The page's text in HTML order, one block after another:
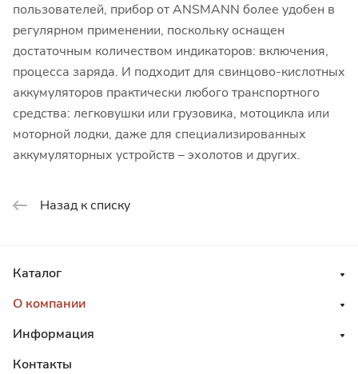
пользователей, прибор от ANSMANN более удобен в
регулярном применении, поскольку оснащен
достаточным количеством индикаторов: включения,
процесса заряда. И подходит для свинцово-кислотных
аккумуляторов практически любого транспортного
средства: легковушки или грузовика, мотоцикла или
моторной лодки, даже для специализированных
аккумуляторных устройств – эхолотов и других.
Назад к списку
Каталог
О компании
Информация
Контакты